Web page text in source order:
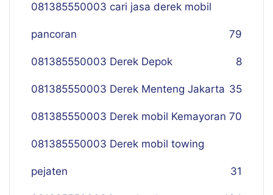
081385550003 cari jasa derek mobil
pancoran 79
081385550003 Derek Depok 8
081385550003 Derek Menteng Jakarta 35
081385550003 Derek mobil Kemayoran 70
081385550003 Derek mobil towing
pejaten 31